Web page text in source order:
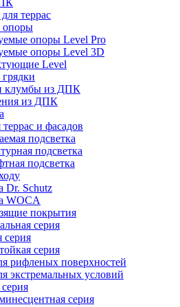
террас
опоры
опоры Level Pro
опоры Level 3D
Level
клумбы из ДПК
из ДПК
и фасадов
подсветка
подсветка
подсветка
Dr. Schutz
WOCA
покрытия
серия
серия
серия
рифленых поверхностей
экстремальных условий
серия